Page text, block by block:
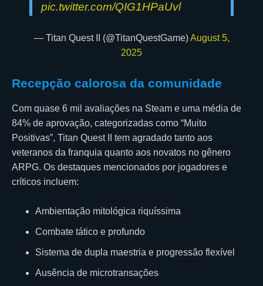
pic.twitter.com/QIG1HPaUvl
— Titan Quest II (@TitanQuestGame)August 5,
2025
Recepção calorosa da comunidade
Com quase 6 mil avaliações na Steam e uma média de
84% de aprovação, categorizadas como “Muito
Positivas”, Titan Quest II tem agradado tanto aos
veteranos da franquia quanto aos novatos no gênero
ARPG. Os destaques mencionados por jogadores e
críticos incluem:
Ambientação mitológica riquíssima
Combate tático e profundo
Sistema de dupla maestria e progressão flexível
Ausência de microtransações